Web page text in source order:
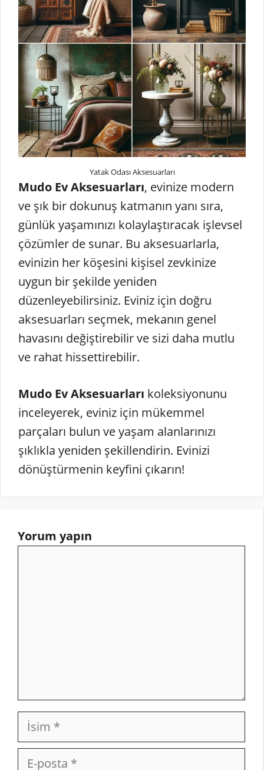
Yatak Odası Aksesuarları
Mudo Ev Aksesuarları, evinize modern
ve şık bir dokunuş katmanın yanı sıra,
günlük yaşamınızı kolaylaştıracak işlevsel
çözümler de sunar. Bu aksesuarlarla,
evinizin her köşesini kişisel zevkinize
uygun bir şekilde yeniden
düzenleyebilirsiniz. Eviniz için doğru
aksesuarları seçmek, mekanın genel
havasını değiştirebilir ve sizi daha mutlu
ve rahat hissettirebilir.
Mudo Ev Aksesuarları koleksiyonunu
inceleyerek, eviniz için mükemmel
parçaları bulun ve yaşam alanlarınızı
şıklıkla yeniden şekillendirin. Evinizi
dönüştürmenin keyfini çıkarın!
Yorum yapın
İsim